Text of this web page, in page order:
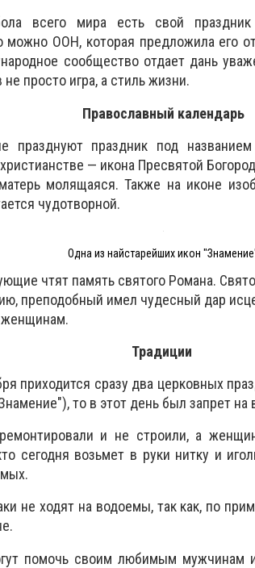
всего мира есть свой
можно ООН, которая предложила его
сообщество отдает дань
просто игра, а стиль жизни.
Православный календарь
празднуют праздник под
— икона Пресвятой
молящаяся. Также на иконе
чудотворной.
Одна из найстарейших икон
чтят память святого Романа.
преподобный имел чудесный дар
женщинам.
Традиции
приходится сразу два церковных
то в этот день был запрет
и не строили, а
сегодня возьмет в руки нитку и
не ходят на водоемы, так как, по
помочь своим любимым мужчинам